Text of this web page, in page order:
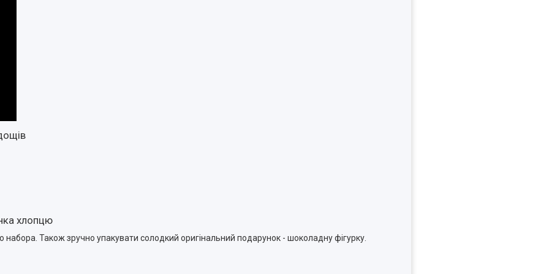
хлопцю
Також зручно упакувати солодкий оригінальний подарунок - шоколадну фігурку.